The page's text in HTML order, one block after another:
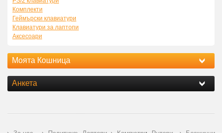
Комплекти
Геймърски клавиатури
Клавиатури за лаптопи
Аксесоари
Моята Кошница
Анкета